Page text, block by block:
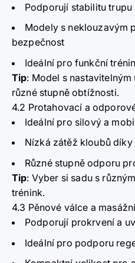
Podporují stabilitu trupu
Modely s neklouzavým
bezpečnost
Ideální pro funkční
Tip: Model s
různé stupně obtížnosti.
4.2 Protahovací a
Ideální pro silový a
Nízká zátěž kloubů
Různé stupně odporu
Tip: Vyber si sadu s
trénink.
4.3 Pěnové válce a
Podporují prokrvení a
Ideální pro podporu